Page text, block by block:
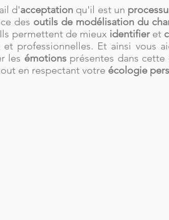
d'acceptationqu'il est un
des outils de modélisation du
permettent de mieux identifieret
professionnelles. Et ainsi vous
les émotionsprésentes dans cette
en respectant votre écologie